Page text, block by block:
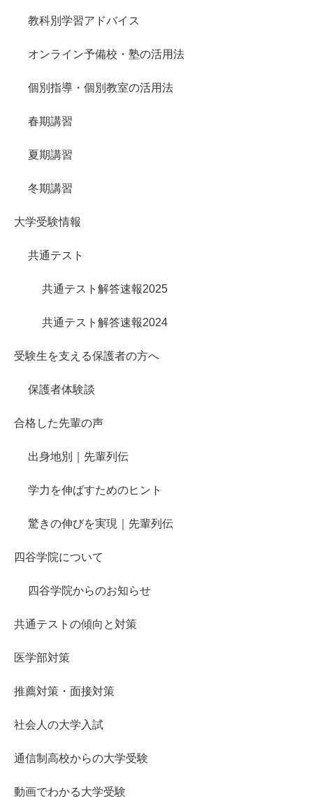
教科別学習アドバイス
オンライン予備校・塾の活用法
個別指導・個別教室の活用法
春期講習
夏期講習
冬期講習
大学受験情報
共通テスト
共通テスト解答速報2025
共通テスト解答速報2024
受験生を支える保護者の方へ
保護者体験談
合格した先輩の声
出身地別｜先輩列伝
学力を伸ばすためのヒント
驚きの伸びを実現｜先輩列伝
四谷学院について
四谷学院からのお知らせ
共通テストの傾向と対策
医学部対策
推薦対策・面接対策
社会人の大学入試
通信制高校からの大学受験
動画でわかる大学受験